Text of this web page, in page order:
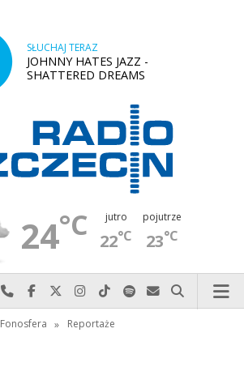
SŁUCHAJ TERAZ
JOHNNY HATES JAZZ -
SHATTERED DREAMS
24°C jutro
22°C
pojutrze
23°C
Najlepiej po prostu do nas zadzwoń
Odwiedź nas na Facebook-u
Odwiedź nas na X
Odwiedź nas na Instagram-ie
Odwiedź nas na TikTok-u
Szukaj nas na Spotify
Wyślij do nas
Szukaj
Fonosfera » Reportaże